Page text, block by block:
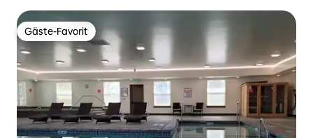
Gäste-Favorit
Gäste-Favorit